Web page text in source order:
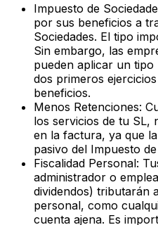
Impuesto de
por sus beneficios a
Sociedades. El tipo
Sin embargo, las
pueden aplicar un tipo
dos primeros
beneficios.
Menos Retenciones:
los servicios de tu SL,
en la factura, ya que
pasivo del Impuesto
Fiscalidad Personal:
administrador o
dividendos) tributarán
personal, como
cuenta ajena. Es